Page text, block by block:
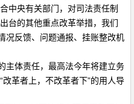
中央有关部门，对司法责任制
台的其他重点改革举措，我们
况反馈、问题通报、挂账整改机
体责任，最高法今年将建立务
革者上，不改革者下”的用人导